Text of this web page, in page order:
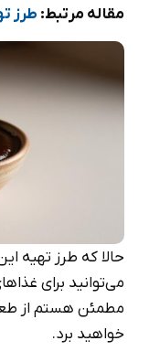
مقاله مرتبط: طرز
حالا که طرز تهیه
می‌توانید برای
مطمئن هستم از
خواهید برد.